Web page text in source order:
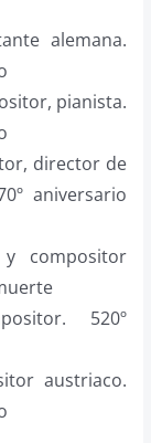
alemana.
pianista.
director de
aniversario
compositor
520º
austriaco.